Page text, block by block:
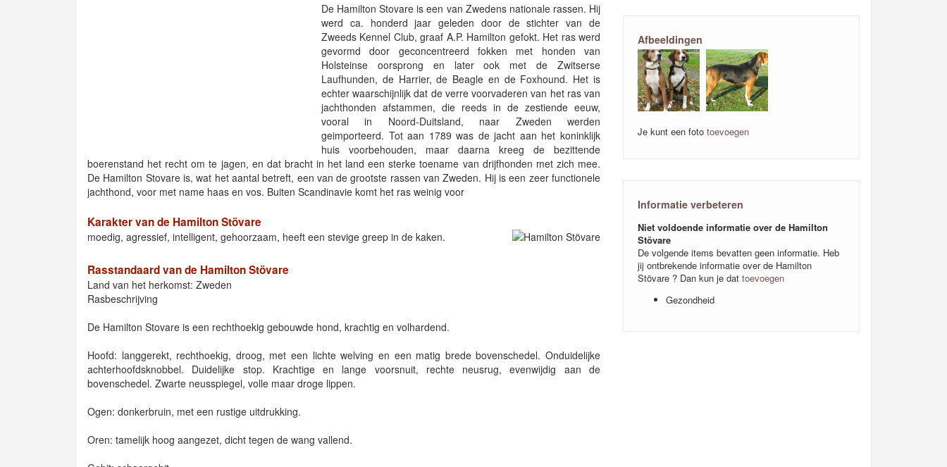
De Hamilton Stovare is een van Zwedens nationale rassen. Hij
werd ca. honderd jaar geleden door de stichter van de
Zweeds Kennel Club, graaf A.P. Hamilton gefokt. Het ras werd
gevormd door geconcentreerd fokken met honden van
Holsteinse oorsprong en later ook met de Zwitserse
Laufhunden, de Harrier, de Beagle en de Foxhound. Het is
echter waarschijnlijk dat de verre voorvaderen van het ras van
jachthonden afstammen, die reeds in de zestiende eeuw,
vooral in Noord-Duitsland, naar Zweden werden
geimporteerd. Tot aan 1789 was de jacht aan het koninklijk
huis voorbehouden, maar daarna kreeg de bezittende
boerenstand het recht om te jagen, en dat bracht in het land een sterke toename van drijfhonden met zich mee.
De Hamilton Stovare is, wat het aantal betreft, een van de grootste rassen van Zweden. Hij is een zeer functionele
jachthond, voor met name haas en vos. Buiten Scandinavie komt het ras weinig voor
Karakter van de Hamilton Stövare
moedig, agressief, intelligent, gehoorzaam, heeft een stevige greep in de kaken.
Rasstandaard van de Hamilton Stövare
Land van het herkomst: Zweden
Rasbeschrijving
De Hamilton Stovare is een rechthoekig gebouwde hond, krachtig en volhardend.
Hoofd: langgerekt, rechthoekig, droog, met een lichte welving en een matig brede bovenschedel. Onduidelijke
achterhoofdsknobbel. Duidelijke stop. Krachtige en lange voorsnuit, rechte neusrug, evenwijdig aan de
bovenschedel. Zwarte neusspiegel, volle maar droge lippen.
Ogen: donkerbruin, met een rustige uitdrukking.
Oren: tamelijk hoog aangezet, dicht tegen de wang vallend.
Afbeeldingen
Je kunt een foto toevoegen
Informatie verbeteren
Niet voldoende informatie over de Hamilton
Stövare
De volgende items bevatten geen informatie. Heb
jij ontbrekende informatie over de Hamilton
Stövare ? Dan kun je dat toevoegen
Gezondheid